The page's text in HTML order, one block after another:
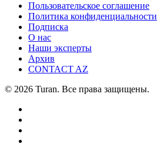
Пользовательское соглашение
Политика конфиденциальности
Подписка
О нас
Наши эксперты
Архив
CONTACT AZ
© 2026 Turan. Все права защищены.